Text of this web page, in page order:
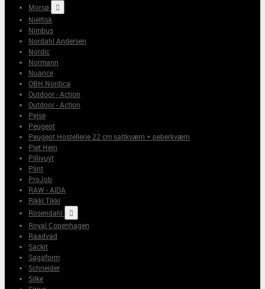
Morsø

Nielfisk
Nimbus
Nordahl Andersen
Nordic
Normann
Nuance
OBH Nordica
Outdoor - Action
Outdoor - Action
Pejse
Peugeot
Peugeot Hostellerie 22 cm saltkværn + peberkværn
Piet Hein
Pillivuyt
Plint
ProJob
RAW - AIDA
Rikki Tikki
Rosendahl

Royal Copenhagen
Raadvad
Sackit
Sagaform
Schneider
Silke